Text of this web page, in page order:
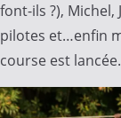
font-ils ?),
pilotes et…enfin
course est lancée.